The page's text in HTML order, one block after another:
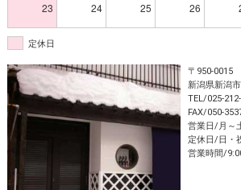
23 24 25 26
定休日
〒950-0015
新潟県新潟
TEL/025-
FAX/050-
営業日/月～
定休日/日・
営業時間/